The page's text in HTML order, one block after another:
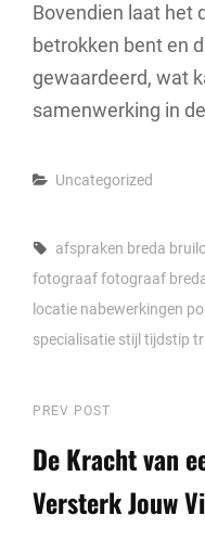
Bovendien laat het
betrokken bent en
gewaardeerd, wat
samenwerking in
Categories
Uncategorized
Tags,
afspraken breda
fotograaffotograaf
locatie nabewerkingen
specialisatie stijl tijdstip
Berichtnavigatie
Previous
Post
PREV POST
De Kracht van
Versterk Jouw